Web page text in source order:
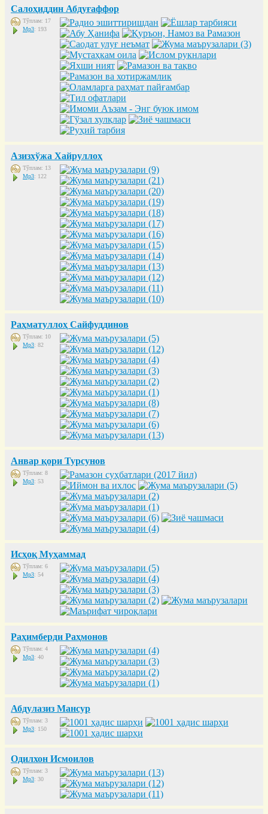
Салоҳиддин Абдуғаффор
Тўплам: 17
Mp3: 193
Азизхўжа Хайруллоҳ
Тўплам: 13
Mp3: 122
Раҳматуллоҳ Сайфуддинов
Тўплам: 10
Mp3: 82
Анвар қори Турсунов
Тўплам: 8
Mp3: 53
Исҳоқ Муҳаммад
Тўплам: 6
Mp3: 54
Раҳимберди Раҳмонов
Тўплам: 4
Mp3: 40
Абдулазиз Мансур
Тўплам: 3
Mp3: 150
Одилхон Исмоилов
Тўплам: 3
Mp3: 30